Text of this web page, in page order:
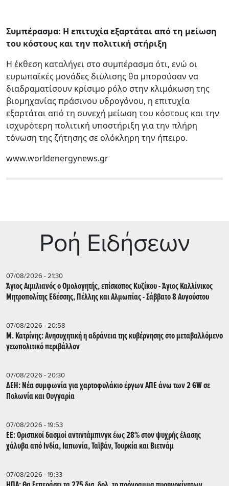
Συμπέρασμα: Η επιτυχία εξαρτάται από τη μείωση
του κόστους και την πολιτική στήριξη
Η έκθεση καταλήγει στο συμπέρασμα ότι, ενώ οι
ευρωπαϊκές μονάδες διύλισης θα μπορούσαν να
διαδραματίσουν κρίσιμο ρόλο στην κλιμάκωση της
βιομηχανίας πράσινου υδρογόνου, η επιτυχία
εξαρτάται από τη συνεχή μείωση του κόστους και την
ισχυρότερη πολιτική υποστήριξη για την πλήρη
τόνωση της ζήτησης σε ολόκληρη την ήπειρο.
www.worldenergynews.gr
Ρoή Ειδήσεων
07/08/2026 - 21:30
Άγιος Αιμιλιανός ο Ομολογητής, επίσκοπος Κυζίκου - Άγιος Καλλίνικος
Μητροπολίτης Εδέσσης, Πέλλης και Αλμωπίας - Σάββατο 8 Αυγούστου
07/08/2026 - 20:58
Μ. Κατρίνης: Ανησυχητική η αδράνεια της κυβέρνησης στο μεταβαλλόμενο
γεωπολιτικό περιβάλλον
07/08/2026 - 20:30
ΔΕΗ: Νέα συμφωνία για χαρτοφυλάκιο έργων ΑΠΕ άνω των 2 GW σε
Πολωνία και Ουγγαρία
07/08/2026 - 19:53
ΕΕ: Οριστικοί δασμοί αντιντάμπινγκ έως 28% στον ψυχρής έλασης
χάλυβα από Ινδία, Ιαπωνία, Ταϊβάν, Τουρκία και Βιετνάμ
07/08/2026 - 19:33